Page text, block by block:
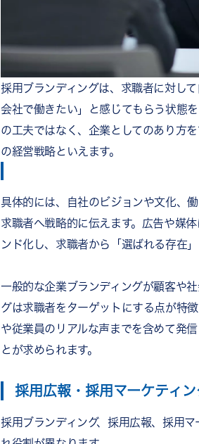
採用ブランディングは、求職者に対し
会社で働きたい」と感じてもらう状態
の工夫ではなく、企業としてのあり方
の経営戦略といえます。
具体的には、自社のビジョンや文化、
求職者へ戦略的に伝えます。広告や媒
ンド化し、求職者から「選ばれる存在」
一般的な企業ブランディングが顧客や
グは求職者をターゲットにする点が特
や従業員のリアルな声までを含めて発
とが求められます。
採用広報・採用マーケティ
採用ブランディング、採用広報、採用